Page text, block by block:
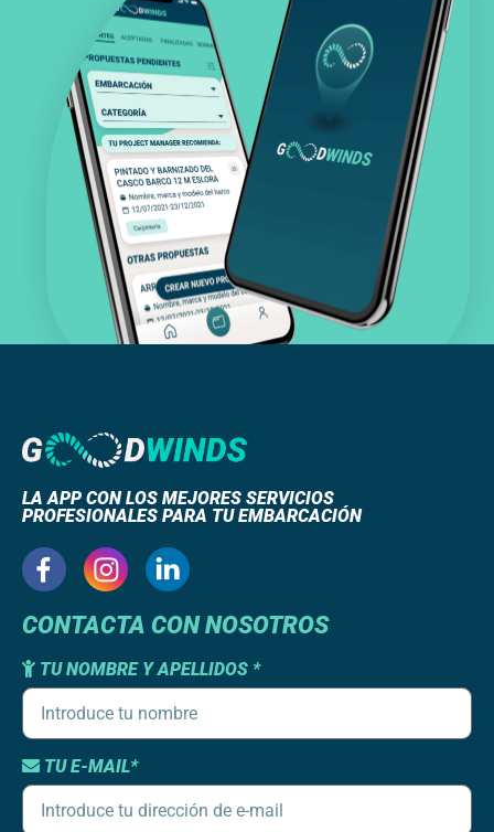
LA APP CON LOS MEJORES SERVICIOS
PROFESIONALES PARA TU EMBARCACIÓN
CONTACTA CON NOSOTROS
TU NOMBRE Y APELLIDOS *
TU E-MAIL*